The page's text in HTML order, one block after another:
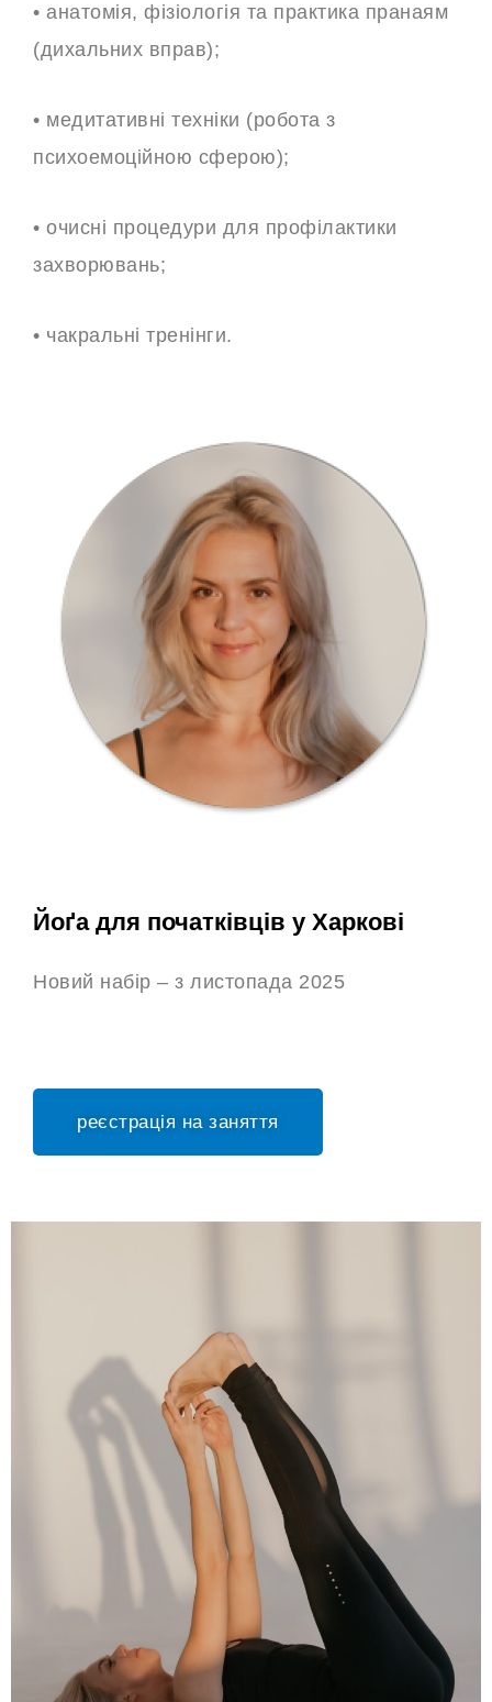
• анатомія, фізіологія та практика пранаям
(дихальних вправ);
• медитативні техніки (робота з
психоемоційною сферою);
• очисні процедури для профілактики
захворювань;
• чакральні тренінги.
Йоґа для початківців у Харкові
Новий набір – з листопада 2025
реєстрація на заняття